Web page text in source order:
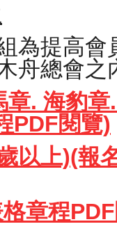
為提高會
舟總會之
. 海豹
PDF閱覽)
以上)(報
章程